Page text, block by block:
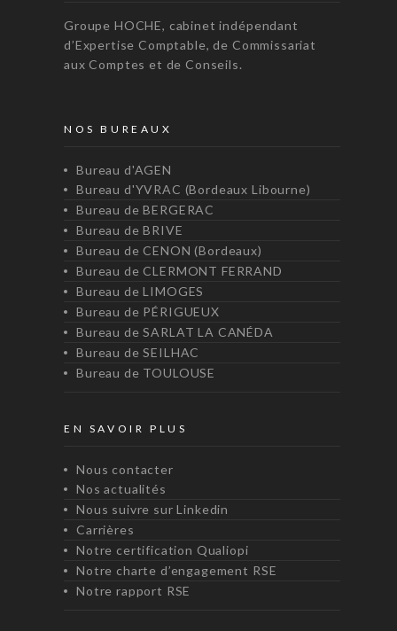
Groupe HOCHE, cabinet indépendant
d’Expertise Comptable, de Commissariat
aux Comptes et de Conseils.
NOS BUREAUX
Bureau d'AGEN
Bureau d'YVRAC (Bordeaux Libourne)
Bureau de BERGERAC
Bureau de BRIVE
Bureau de CENON (Bordeaux)
Bureau de CLERMONT FERRAND
Bureau de LIMOGES
Bureau de PÉRIGUEUX
Bureau de SARLAT LA CANÉDA
Bureau de SEILHAC
Bureau de TOULOUSE
EN SAVOIR PLUS
Nous contacter
Nos actualités
Nous suivre sur Linkedin
Carrières
Notre certification Qualiopi
Notre charte d’engagement RSE
Notre rapport RSE